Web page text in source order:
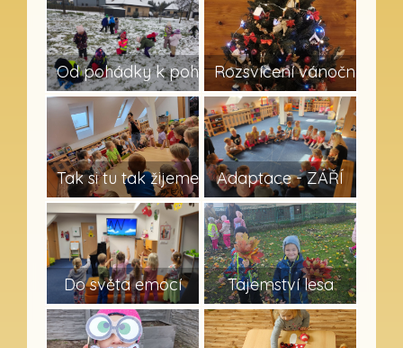
Od pohádky k pohádce
21
Rozsvícení vánočního
26
Tak si tu tak žijeme a učíme...
12
Adaptace - ZÁŘÍ
12
Do světa emocí
8
Tajemství lesa
12
8 10